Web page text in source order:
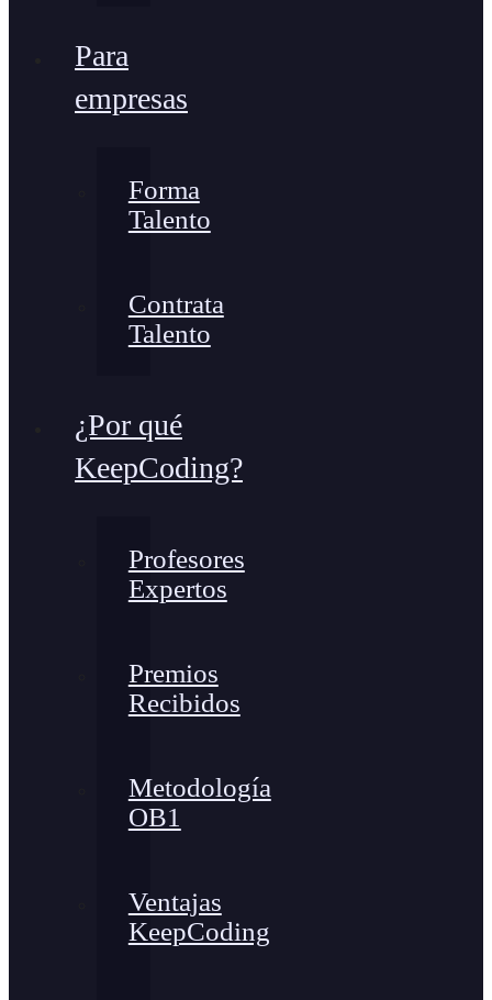
Para
empresas
Forma
Talento
Contrata
Talento
¿Por qué
KeepCoding?
Profesores
Expertos
Premios
Recibidos
Metodología
OB1
Ventajas
KeepCoding